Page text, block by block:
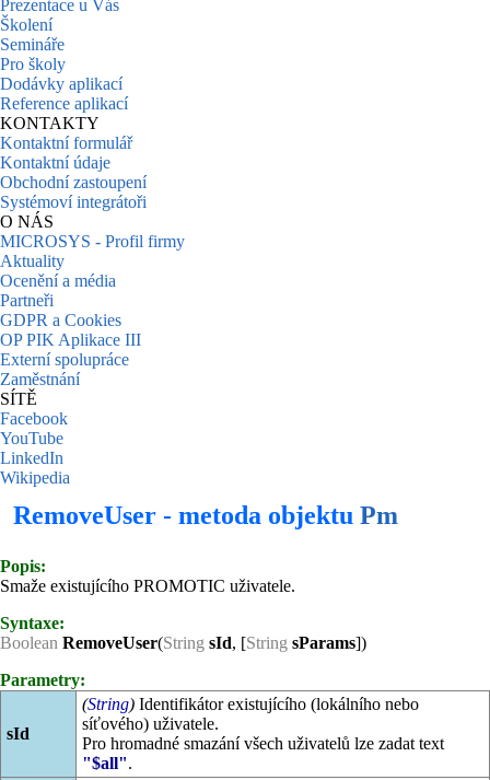
Prezentace u Vás
Školení
Semináře
Pro školy
Dodávky aplikací
Reference aplikací
KONTAKTY
Kontaktní formulář
Kontaktní údaje
Obchodní zastoupení
Systémoví integrátoři
O NÁS
MICROSYS - Profil firmy
Aktuality
Ocenění a média
Partneři
GDPR a Cookies
OP PIK Aplikace III
Externí spolupráce
Zaměstnání
SÍTĚ
Facebook
YouTube
LinkedIn
Wikipedia
RemoveUser - metoda objektu Pm
Popis:
Smaže existujícího PROMOTIC uživatele.
Syntaxe:
Boolean RemoveUser(String sId, [String sParams])
Parametry:
sId
(String)Identifikátor existujícího (lokálního nebo
síťového) uživatele.
Pro hromadné smazání všech uživatelů lze zadat text
"$all".